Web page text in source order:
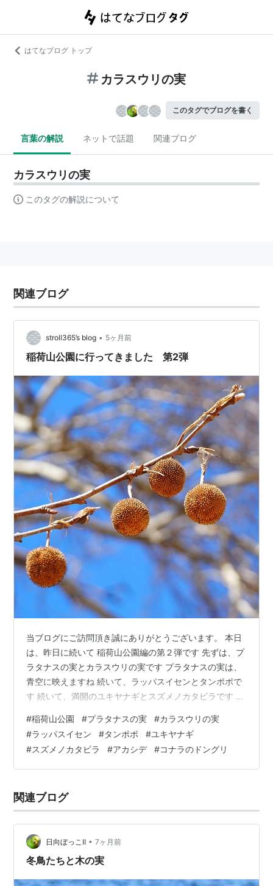
はてなブログ トップ
カラスウリの実
このタグでブログを書く
言葉の解説 ネットで話題 関連ブログ
カラスウリの実
このタグの解説について
関連ブログ
stroll365’s blog • 5ヶ月前
稲荷山公園に行ってきました 第2弾
当ブログにご訪問頂き誠にありがとうございます。 本日
は、昨日に続いて 稲荷山公園編の第２弾です 先ずは、プ
ラタナスの実とカラスウリの実です プラタナスの実は、
青空に映えますね 続いて、ラッパスイセンとタンポポで
す 続いて、満開のユキヤナギとスズメノカタビラです ラ
す 最後までご覧いただき誠にありがとうございます。
#稲荷山公園 #プラタナスの実 #カラスウリの実
#ラッパスイセン #タンポポ #ユキヤナギ
#スズメノカタビラ #アカシデ #コナラのドングリ
関連ブログ
日向ぼっこⅡ • 7ヶ月前
冬鳥たちと木の実